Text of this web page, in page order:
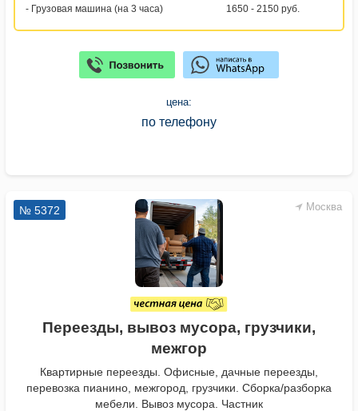
- Грузовая машина (на 3 часа) 1650 - 2150 руб.
цена:
по телефону
Москва
№ 5372
Переезды, вывоз мусора, грузчики,
межгор
Квартирные переезды. Офисные, дачные переезды,
перевозка пианино, межгород, грузчики. Сборка/разборка
мебели. Вывоз мусора. Частник